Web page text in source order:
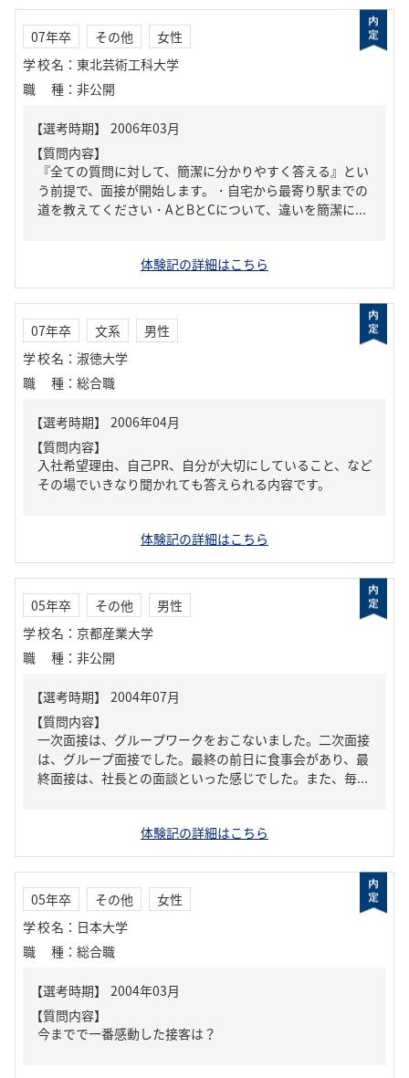
07年卒 その他
女性
学校名 ： 東北芸術工科大学
職種 ： 非公開
【質問内容】
『全ての質問に対して、簡潔に分かりやすく答える』とい
う前提で、面接が開始します。・自宅から最寄り駅までの
道を教えてください・AとBとCについて、違いを簡潔に...
体験記の詳細はこちら
07年卒 文系
男性
学校名 ： 淑徳大学
職種 ： 総合職
【質問内容】
入社希望理由、自己PR、自分が大切にしていること、など
その場でいきなり聞かれても答えられる内容です。
体験記の詳細はこちら
05年卒 その他
男性
学校名 ： 京都産業大学
職種 ： 非公開
【質問内容】
一次面接は、グループワークをおこないました。二次面接
は、グループ面接でした。最終の前日に食事会があり、最
終面接は、社長との面談といった感じでした。また、毎...
体験記の詳細はこちら
05年卒 その他
女性
学校名 ： 日本大学
職種 ： 総合職
【質問内容】
今までで一番感動した接客は？